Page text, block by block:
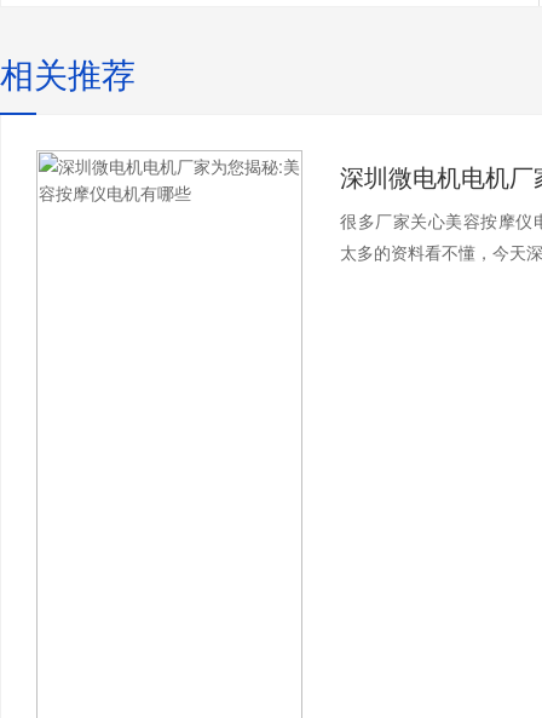
相关推荐
很多厂家关心美容按摩仪
太多的资料看不懂，今天